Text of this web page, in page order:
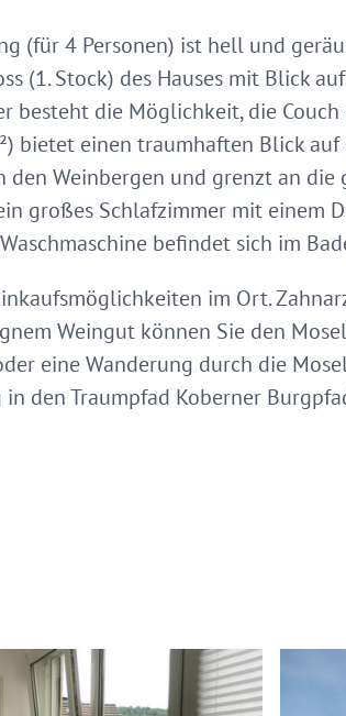
(für 4 Personen) ist hell und
(1. Stock) des Hauses mit Blick
besteht die Möglichkeit, die
bietet einen traumhaften Blick
Weinbergen und grenzt an die
großes Schlafzimmer mit einem
befindet sich im
im Ort.
Weingut können Sie den
eine Wanderung durch die
den Traumpfad Koberner